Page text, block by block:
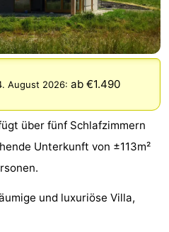
August 2026: ab €1.490
über fünf Schlafzimmern
Unterkunft von ±113m²
und luxuriöse Villa,